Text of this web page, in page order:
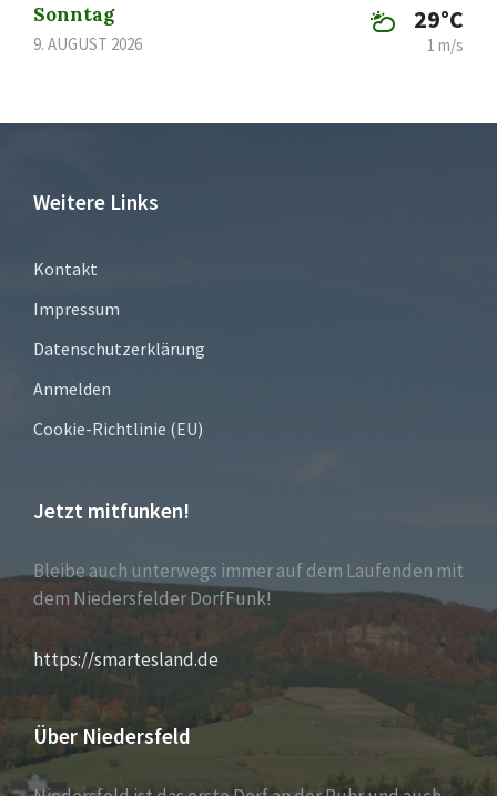
Sonntag
9. AUGUST 2026
29°C
1 m/s
Weitere Links
Kontakt
Impressum
Datenschutzerklärung
Anmelden
Cookie-Richtlinie (EU)
Jetzt mitfunken!
Bleibe auch unterwegs immer auf dem Laufenden mit
dem Niedersfelder DorfFunk!
https://smartesland.de
Über Niedersfeld